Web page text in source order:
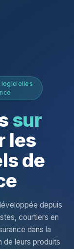
logicielles
sur
les
de
depuis
courtiers en
dans la
de leurs produits